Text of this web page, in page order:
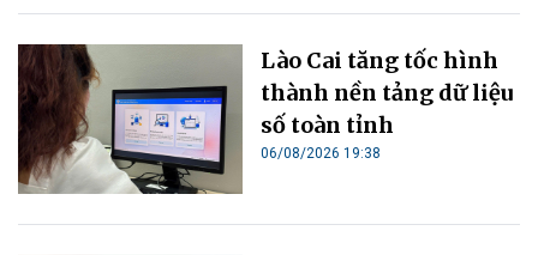
Lào Cai tăng tốc hình
thành nền tảng dữ liệu
số toàn tỉnh
06/08/2026 19:38